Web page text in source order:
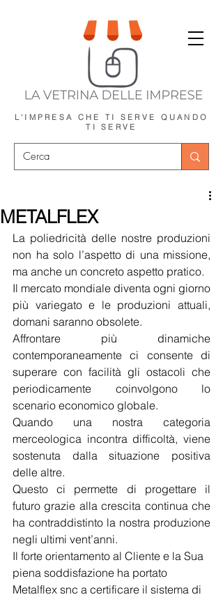
L'IMPRESA CHE TI SERVE QUANDO
TI SERVE
METALFLEX
La poliedricità delle nostre produzioni
non ha solo l’aspetto di una missione,
ma anche un concreto aspetto pratico.
Il mercato mondiale diventa ogni giorno
più variegato e le produzioni attuali,
domani saranno obsolete.
Affrontare più dinamiche
contemporaneamente ci consente di
superare con facilità gli ostacoli che
periodicamente coinvolgono lo
scenario economico globale.
Quando una nostra categoria
merceologica incontra difficoltà, viene
sostenuta dalla situazione positiva
delle altre.
Questo ci permette di progettare il
futuro grazie alla crescita continua che
ha contraddistinto la nostra produzione
negli ultimi vent’anni.
Il forte orientamento al Cliente e la Sua
piena soddisfazione ha portato
Metalflex snc a certificare il sistema di